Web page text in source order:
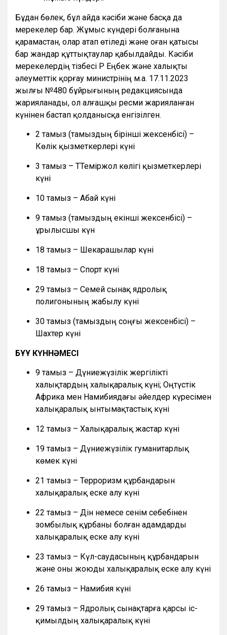
Бұдан бөлек, бұл айда кәсіби және басқа да
мерекелер бар. Жұмыс күндері болғанына
қарамастан, олар атап өтіледі және оған қатысы
бар жандар құттықтаулар қабылдайды. Кәсіби
мерекелердің тізбесі ҚР Еңбек және халықты
әлеуметтік қорғау министрінің м.а. 17.11.2023
жылғы №480 бұйрығының редакциясында
жарияланады, ол алғашқы ресми жарияланған
күнінен бастап қолданысқа енгізілген.
2 тамыз (тамыздың бірінші жексенбісі) –
Көлік қызметкерлері күні
3 тамыз – ТТеміржол көлігі қызметкерлері
күні
10 тамыз – Абай күні
9 тамыз (тамыздың екінші жексенбісі) –
Құрылысшы күн
18 тамыз – Шекарашылар күні
18 тамыз – Спорт күні
29 тамыз – Семей сынақ ядролық
полигонының жабылу күні
30 тамыз (тамыздың соңғы жексенбісі) –
Шахтер күні
БҰҰ КҮННӘМЕСІ
9 тамыз – Дүниежүзілік жергілікті
халықтардың халықаралық күні; Оңтүстік
Африка мен Намибиядағы әйелдер күресімен
халықаралық ынтымақтастық күні
12 тамыз – Халықаралық жастар күні
19 тамыз – Дүниежүзілік гуманитарлық
көмек күні
21 тамыз – Терроризм құрбандарын
халықаралық еске алу күні
22 тамыз – Дін немесе сенім себебінен
зомбылық құрбаны болған адамдарды
халықаралық еске алу күні
23 тамыз – Күл-саудасының құрбандарын
және оны жоюды халықаралық еске алу күні
26 тамыз – Намибия күні
29 тамыз – Ядролық сынақтарға қарсы іс-
қимылдың халықаралық күні